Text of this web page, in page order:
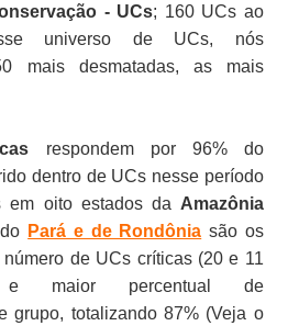
- UCs; 160 UCs ao
universo de UCs, nós
mais desmatadas, as mais
respondem por 96% do
dentro de UCs nesse período
em oito estados da Amazônia
Pará e de Rondônia são os
de UCs críticas (20 e 11
e maior percentual de
grupo, totalizando 87% (Veja o